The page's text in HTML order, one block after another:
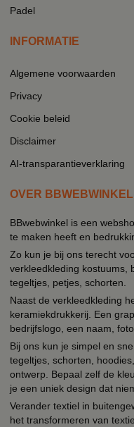
Padel
INFORMATIE
Algemene voorwaarden
Privacy
Cookie beleid
Disclaimer
AI-transparantieverklaring
OVER
BBwebwinkel is een
te maken heeft en
Zo kun je bij ons terecht
verkleedkleding kostuums,
tegeltjes, petjes, schorten.
Naast de verkleedkleding
keramiekdrukkerij. Een
bedrijfslogo, een naam,
Bij ons kun je simpel en
tegeltjes, schorten,
ontwerp. Bepaal zelf de
je een uniek design dat
Verander textiel in
het transformeren van